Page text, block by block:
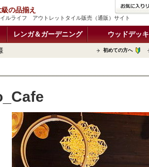
ルライフ アウトレットタイル販売（通販）サイト
の品揃え
レンガ＆ガーデニング ウッドデッキ
初めての方へ